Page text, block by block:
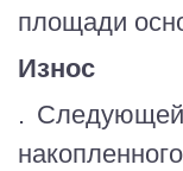
площади
Износ
. Следующей